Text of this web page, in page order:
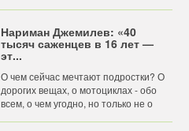
Нариман Джемилев: «40
тысяч саженцев в 16 лет —
эт...
О чем сейчас мечтают подростки? О
дорогих вещах, о мотоциклах - обо
всем, о чем угодно, но только не о